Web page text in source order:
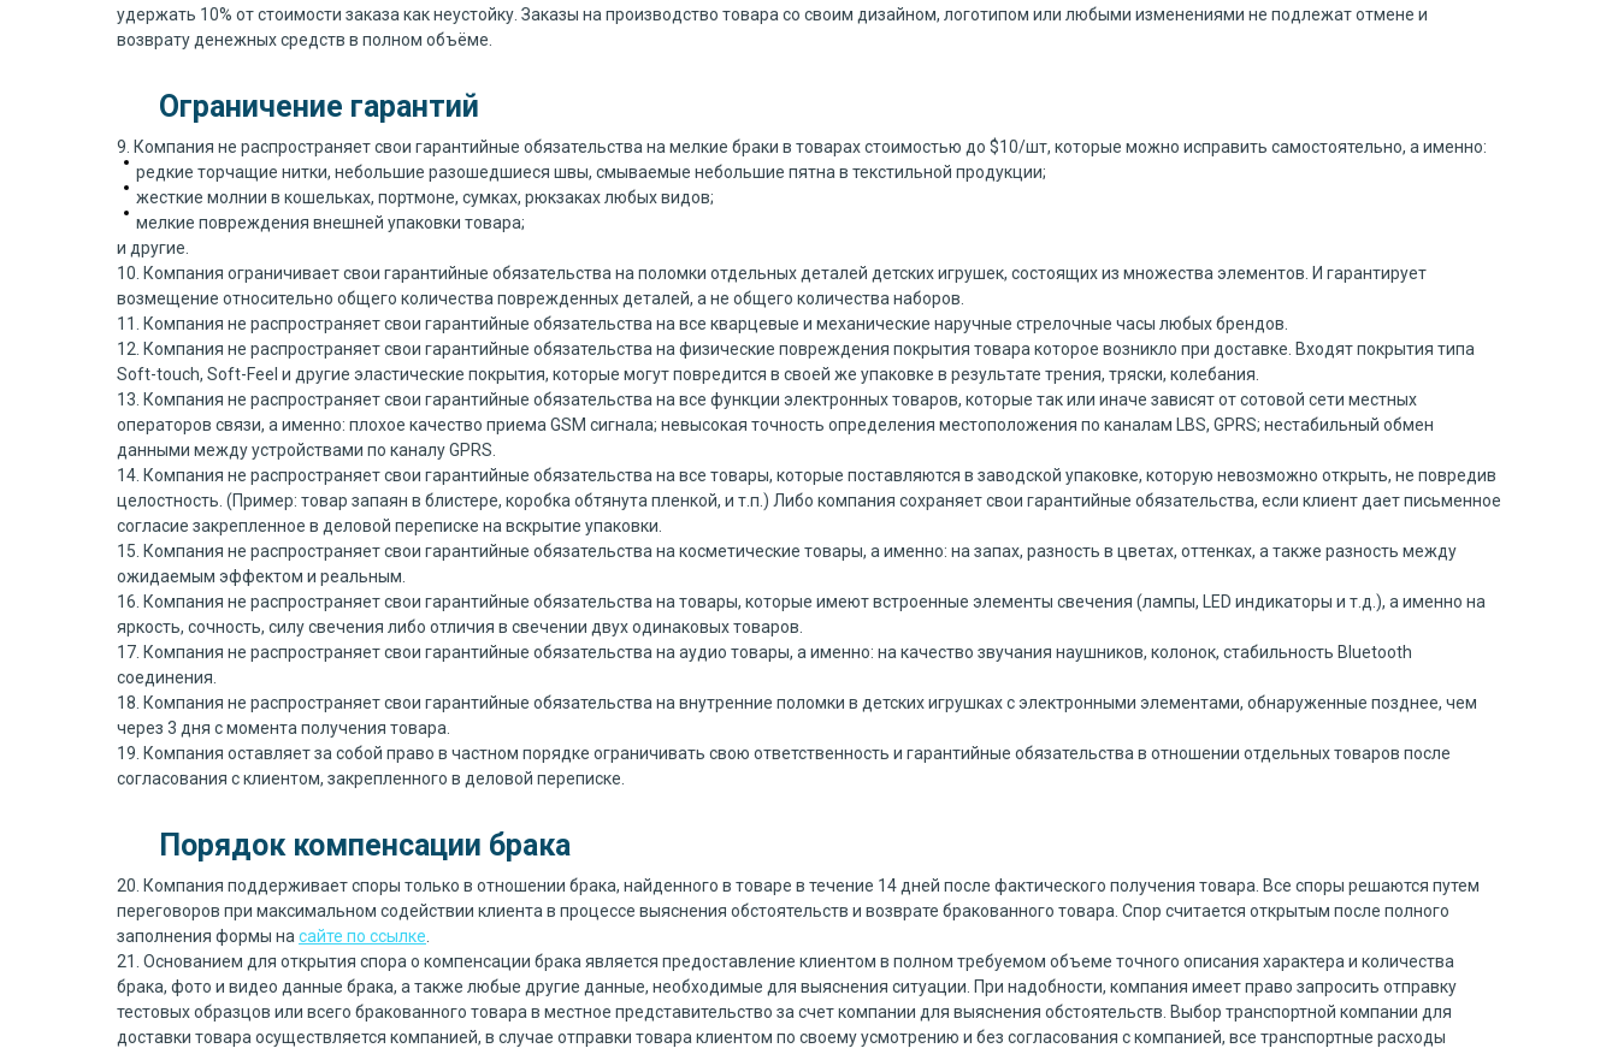
удержать 10% от стоимости заказа как неустойку. Заказы на производство товара со своим дизайном, логотипом или любыми изменениями не подлежат отмене и
возврату денежных средств в полном объёме.
Ограничение гарантий
9. Компания не распространяет свои гарантийные обязательства на мелкие браки в товарах стоимостью до $10/шт, которые можно исправить самостоятельно, а именно:
редкие торчащие нитки, небольшие разошедшиеся швы, смываемые небольшие пятна в текстильной продукции;
жесткие молнии в кошельках, портмоне, сумках, рюкзаках любых видов;
мелкие повреждения внешней упаковки товара;
и другие.
10. Компания ограничивает свои гарантийные обязательства на поломки отдельных деталей детских игрушек, состоящих из множества элементов. И гарантирует
возмещение относительно общего количества поврежденных деталей, а не общего количества наборов.
11. Компания не распространяет свои гарантийные обязательства на все кварцевые и механические наручные стрелочные часы любых брендов.
12. Компания не распространяет свои гарантийные обязательства на физические повреждения покрытия товара которое возникло при доставке. Входят покрытия типа
Soft-touch, Soft-Feel и другие эластические покрытия, которые могут повредится в своей же упаковке в результате трения, тряски, колебания.
13. Компания не распространяет свои гарантийные обязательства на все функции электронных товаров, которые так или иначе зависят от сотовой сети местных
операторов связи, а именно: плохое качество приема GSM сигнала; невысокая точность определения местоположения по каналам LBS, GPRS; нестабильный обмен
данными между устройствами по каналу GPRS.
14. Компания не распространяет свои гарантийные обязательства на все товары, которые поставляются в заводской упаковке, которую невозможно открыть, не повредив
целостность. (Пример: товар запаян в блистере, коробка обтянута пленкой, и т.п.) Либо компания сохраняет свои гарантийные обязательства, если клиент дает письменное
согласие закрепленное в деловой переписке на вскрытие упаковки.
15. Компания не распространяет свои гарантийные обязательства на косметические товары, а именно: на запах, разность в цветах, оттенках, а также разность между
ожидаемым эффектом и реальным.
16. Компания не распространяет свои гарантийные обязательства на товары, которые имеют встроенные элементы свечения (лампы, LED индикаторы и т.д.), а именно на
яркость, сочность, силу свечения либо отличия в свечении двух одинаковых товаров.
17. Компания не распространяет свои гарантийные обязательства на аудио товары, а именно: на качество звучания наушников, колонок, стабильность Bluetooth
соединения.
18. Компания не распространяет свои гарантийные обязательства на внутренние поломки в детских игрушках с электронными элементами, обнаруженные позднее, чем
через 3 дня с момента получения товара.
19. Компания оставляет за собой право в частном порядке ограничивать свою ответственность и гарантийные обязательства в отношении отдельных товаров после
согласования с клиентом, закрепленного в деловой переписке.
Порядок компенсации брака
20. Компания поддерживает споры только в отношении брака, найденного в товаре в течение 14 дней после фактического получения товара. Все споры решаются путем
переговоров при максимальном содействии клиента в процессе выяснения обстоятельств и возврате бракованного товара. Спор считается открытым после полного
заполнения формы на сайте по ссылке
21. Основанием для открытия спора о компенсации брака является предоставление клиентом в полном требуемом объеме точного описания характера и количества
брака, фото и видео данные брака, а также любые другие данные, необходимые для выяснения ситуации. При надобности, компания имеет право запросить отправку
тестовых образцов или всего бракованного товара в местное представительство за счет компании для выяснения обстоятельств. Выбор транспортной компании для
доставки товара осуществляется компанией, в случае отправки товара клиентом по своему усмотрению и без согласования с компанией, все транспортные расходы